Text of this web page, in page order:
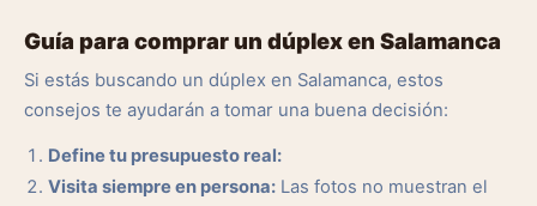
Guía para comprar un dúplex en Salamanca
Si estás buscando un dúplex en Salamanca, estos
consejos te ayudarán a tomar una buena decisión:
Define tu presupuesto real:
Visita siempre en persona: Las fotos no muestran el